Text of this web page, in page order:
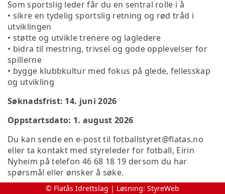
Som sportslig leder får du en sentral rolle i å
• sikre en tydelig sportslig retning og rød tråd i
utviklingen
• støtte og utvikle trenere og lagledere
• bidra til mestring, trivsel og gode opplevelser for
spillerne
• bygge klubbkultur med fokus på glede, fellesskap
og utvikling
Søknadsfrist: 14. juni 2026
Oppstartsdato: 1. august 2026
Du kan sende en e-post til fotballstyret@flatas.no
eller ta kontakt med styreleder for fotball, Eirin
Nyheim på telefon 46 68 18 19 dersom du har
spørsmål eller ønsker å søke.
Dette er en rolle for deg som brenner for fotball og
© Flatås Idrettslag | Løsning: StyreWeb